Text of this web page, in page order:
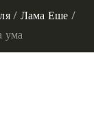
/ Лама Еше /
ума